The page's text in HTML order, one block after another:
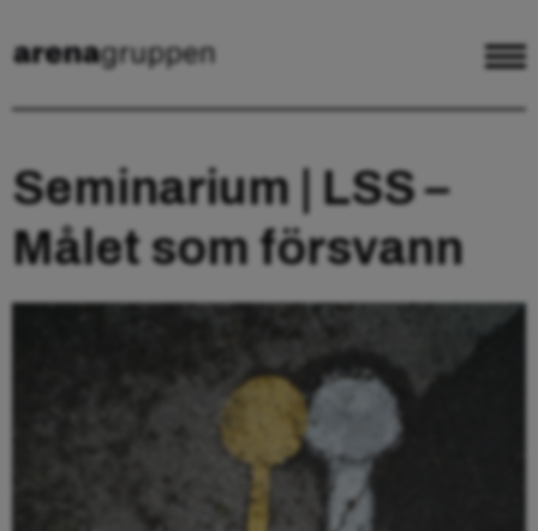
Seminarium | LSS –
Målet som försvann